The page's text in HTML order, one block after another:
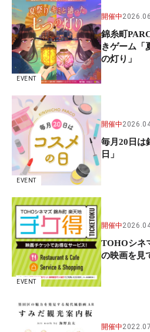
EVENT
開催中
錦糸町
きゲーム「
の灯り」
EVENT
開催中
毎月20日は
日」
EVENT
開催中
TOHOシネ
の映画を見
開催中